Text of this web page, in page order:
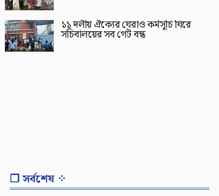
১১ দলীয় ঐক্যের ঘেরাও কর্মসূচি ঘিরে
সচিবালয়ের সব গেট বন্ধ
❐ সর্বশেষ ⁘